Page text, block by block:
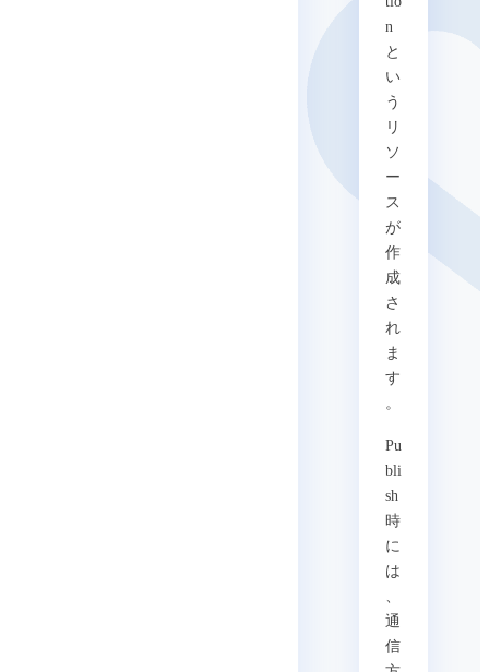
n
と
い
う
リ
ソ
ー
ス
が
作
成
さ
れ
ま
す
。
Pu
bli
sh
時
に
は
、
通
信